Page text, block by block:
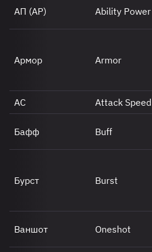
АП (AP) Ability Power
Армор Armor
АС
Attack Speed
Бафф Buff
Бурст Burst
Ваншот Oneshot